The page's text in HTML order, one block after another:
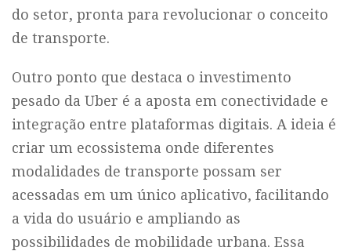
do setor, pronta para revolucionar o conceito
de transporte.
Outro ponto que destaca o investimento
pesado da Uber é a aposta em conectividade e
integração entre plataformas digitais. A ideia é
criar um ecossistema onde diferentes
modalidades de transporte possam ser
acessadas em um único aplicativo, facilitando
a vida do usuário e ampliando as
possibilidades de mobilidade urbana. Essa